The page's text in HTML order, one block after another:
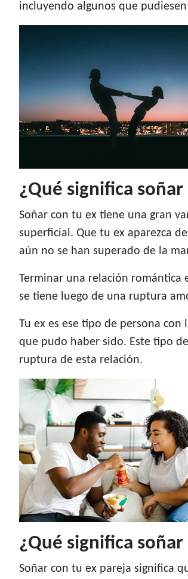
incluyendo algunos que
¿Qué significa soñar
Soñar con tu ex tiene una gran
superficial. Que tu ex aparezca
aún no se han superado de la
Terminar una relación romántica
se tiene luego de una ruptura
Tu ex es ese tipo de persona
que pudo haber sido. Este tipo
ruptura de esta relación.
¿Qué significa
Soñar con tu ex pareja significa